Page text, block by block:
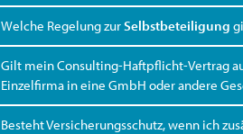
Welche Regelung zurSelbstbeteiligung
Gilt mein Consulting-Haftpflicht-Vertrag
Einzelfirma in eine GmbH oder andere
Besteht Versicherungsschutz, wenn ich